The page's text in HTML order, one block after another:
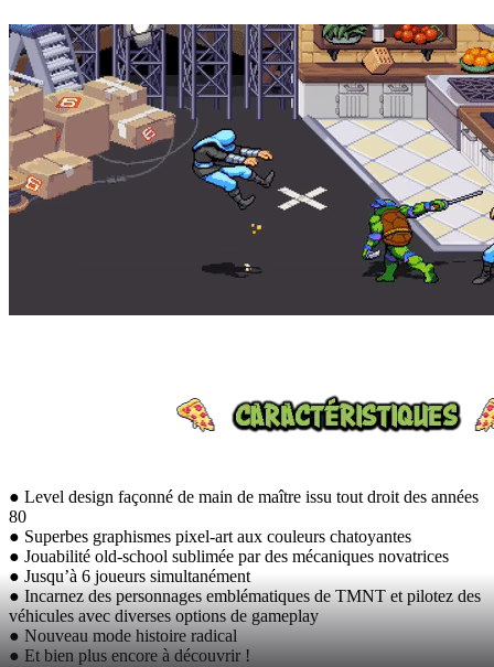
● Level design façonné de main de maître issu tout droit des années
80
● Superbes graphismes pixel-art aux couleurs chatoyantes
● Jouabilité old-school sublimée par des mécaniques novatrices
● Jusqu’à 6 joueurs simultanément
● Incarnez des personnages emblématiques de TMNT et pilotez des
véhicules avec diverses options de gameplay
● Nouveau mode histoire radical
● Et bien plus encore à découvrir !